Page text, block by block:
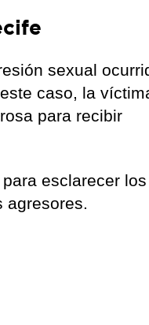
sexual
caso, la
para recibir
esclarecer los
agresores.